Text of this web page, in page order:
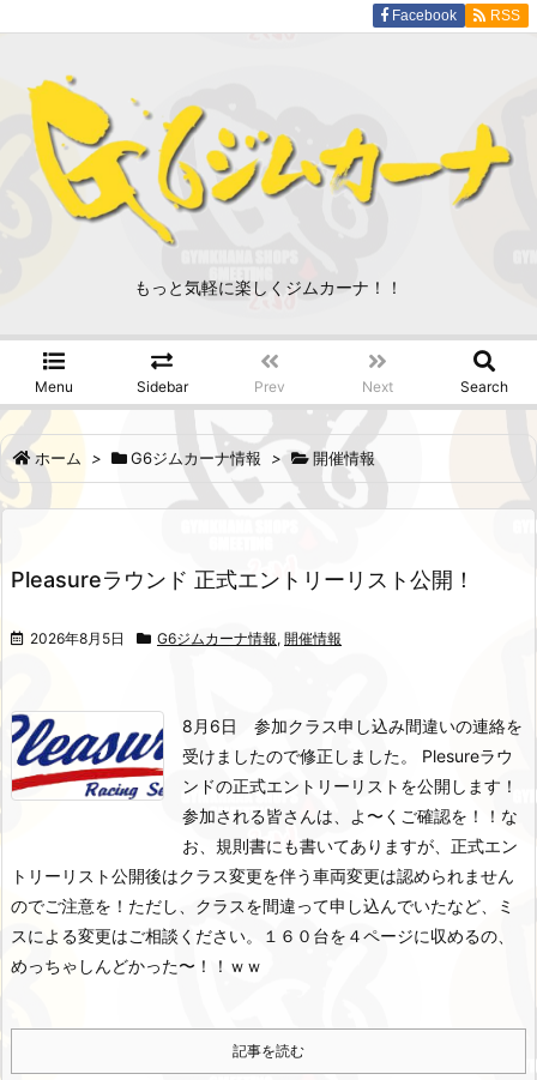
もっと気軽に楽しくジムカーナ！！
Menu Sidebar Prev Next Search
Facebook RSS
ホーム > G6ジムカーナ情報 > 開催情報
Pleasureラウンド 正式エントリーリスト公開！
2026年8月5日 G6ジムカーナ情報, 開催情報
8月6日 参加クラス申し込み間違いの連絡を
受けましたので修正しました。
Plesureラウ
ンドの正式エントリーリストを公開します！
参加される皆さんは、よ〜くご確認を！！ な
お、規則書にも書いてありますが、正式エン
トリーリスト公開後はクラス変更を伴う車両変更は認められません
のでご注意を！ ただし、クラスを間違って申し込んでいたなど、ミ
スによる変更はご相談ください。
１６０台を４ページに収めるの、
めっちゃしんどかった〜！！ｗｗ
記事を読む